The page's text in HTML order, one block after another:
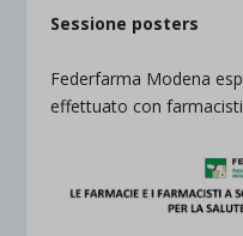
Sessione posters
Federfarma Modena
effettuato con